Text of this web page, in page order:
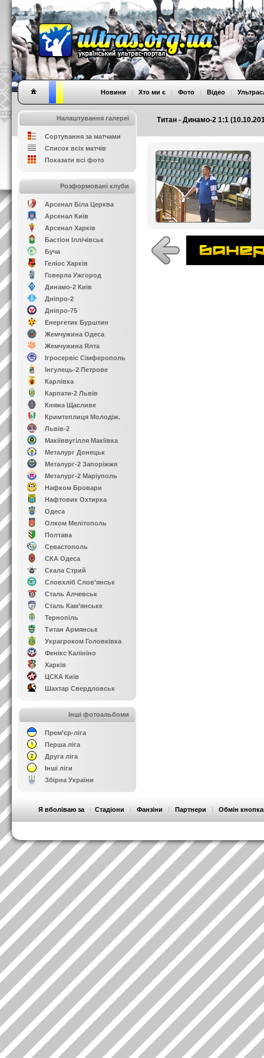
Титан - Динамо-2 1:1
Новини | Хто ми є | Фото | Відео |
Налаштування галереї
Сортування за матчами
Список всіх матчів
Показати всі фото
Розформовані клуби
Арсенал Біла Церква
Арсенал Київ
Арсенал Харків
Бастіон Іллічівськ
Буча
Геліос Харків
Говерла Ужгород
Динамо-2 Київ
Дніпро-2
Дніпро-75
Енергетик Бурштин
Жемчужина Одеса
Жемчужина Ялта
Ігросервіс Сімферополь
Інгулець-2 Петрове
Карлівка
Карпати-2 Львів
Княжа Щасливе
Кримтеплиця Молодіж.
Львів-2
Макіїввугілля Макіївка
Металург Донецьк
Металург-2 Запоріжжя
Металург-2 Маріуполь
Нафком Бровари
Нафтовик Охтирка
Одеса
Олком Мелітополь
Полтава
Севастополь
СКА Одеса
Скала Стрий
Словхліб Слов’янськ
Сталь Алчевськ
Сталь Кам’янське
Тернопіль
Титан Армянськ
Украгроком Головківка
Фенікс Калініно
Харків
ЦСКА Київ
Шахтар Свердловськ
Інші фотоальбоми
Прем’єр-ліга
Перша ліга
Друга ліга
Інші ліги
Збірна України
Я вболіваю за | Стадіони | Фанзіни | Партнери | Обмін